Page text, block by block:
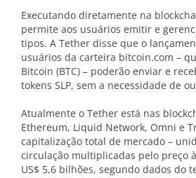
Executando diretamente na
permite aos usuários emitir e
tipos. A Tether disse que o
usuários da carteira bitcoin.com –
Bitcoin (BTC) – poderão enviar e
tokens SLP, sem a necessidade de
Atualmente o Tether está nas
Ethereum, Liquid Network, Omni e
capitalização total de mercado –
circulação multiplicadas pelo preço
US$ 5,6 bilhões, segundo dados do